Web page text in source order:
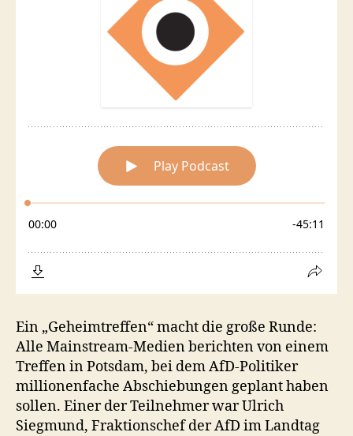
Ein „Geheimtreffen“ macht die große Runde:
Alle Mainstream-Medien berichten von einem
Treffen in Potsdam, bei dem AfD-Politiker
millionenfache Abschiebungen geplant haben
sollen. Einer der Teilnehmer war Ulrich
Siegmund, Fraktionschef der AfD im Landtag